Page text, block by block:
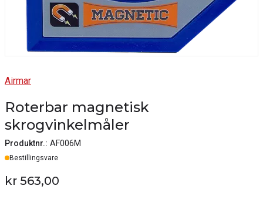
Airmar
Roterbar magnetisk
skrogvinkelmåler
Produktnr.: AF006M
Lager
Bestillingsvare
kr 563,00